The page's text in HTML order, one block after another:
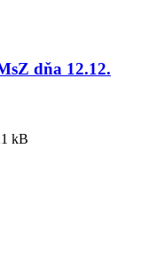
dňa 12.12.
kB